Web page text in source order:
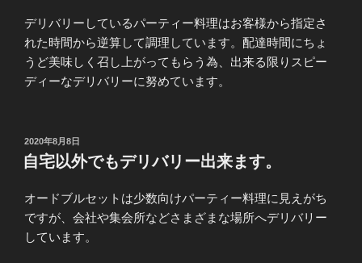
デリバリーしているパーティー料理はお客様から指定さ
れた時間から逆算して調理しています。配達時間にちょ
うど美味しく召し上がってもらう為、出来る限りスピー
ディーなデリバリーに努めています。
投
稿
日:
2020年8月8日
自宅以外でもデリバリー出来ます。
オードブルセットは少数向けパーティー料理に見えがち
ですが、会社や集会所などさまざまな場所へデリバリー
しています。